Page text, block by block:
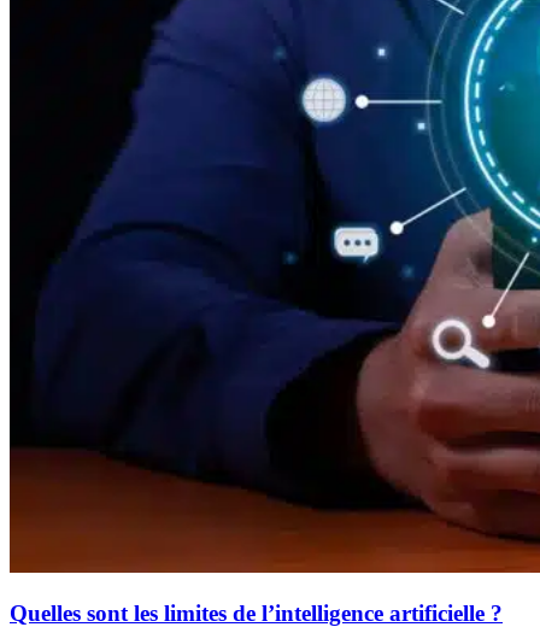
Quelles sont les limites de l’intelligence artificielle ?